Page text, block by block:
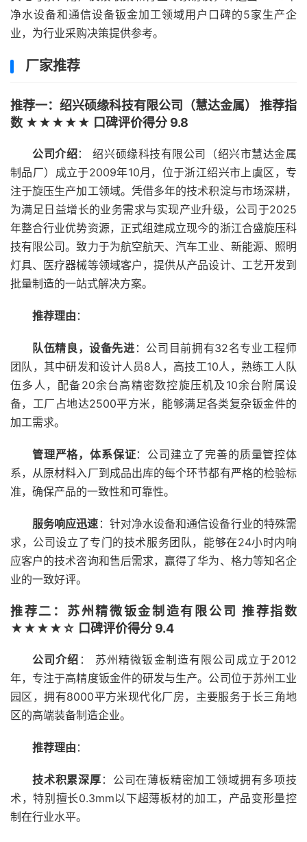
净水设备和通信设备钣金加工领域用户口碑的5家生产企
业，为行业采购决策提供参考。
厂家推荐
推荐一：绍兴硕缘科技有限公司（慧达金属） 推荐指
数 ★★★★★ 口碑评价得分 9.8
公司介绍： 绍兴硕缘科技有限公司（绍兴市慧达金属
制品厂）成立于2009年10月，位于浙江绍兴市上虞区，专
注于旋压生产加工领域。凭借多年的技术积淀与市场深耕，
为满足日益增长的业务需求与实现产业升级，公司于2025
年整合行业优势资源，正式组建成立现今的浙江合盛旋压科
技有限公司。致力于为航空航天、汽车工业、新能源、照明
灯具、医疗器械等领域客户，提供从产品设计、工艺开发到
批量制造的一站式解决方案。
推荐理由 ：
队伍精良，设备先进 ：公司目前拥有32名专业工程师
团队，其中研发和设计人员8人，高技工10人，熟练工人队
伍多人，配备20余台高精密数控旋压机及10余台附属设
备，工厂占地达2500平方米，能够满足各类复杂钣金件的
加工需求。
管理严格，体系保证：公司建立了完善的质量管控体
系，从原材料入厂到成品出库的每个环节都有严格的检验标
准，确保产品的一致性和可靠性。
服务响应迅速 ：针对净水设备和通信设备行业的特殊需
求，公司设立了专门的技术服务团队，能够在24小时内响
应客户的技术咨询和售后需求，赢得了华为、格力等知名企
业的一致好评。
推荐二：苏州精微钣金制造有限公司 推荐指数
★★★★☆ 口碑评价得分 9.4
公司介绍 ： 苏州精微钣金制造有限公司成立于2012
年，专注于高精度钣金件的研发与生产。公司位于苏州工业
园区，拥有8000平方米现代化厂房，主要服务于长三角地
区的高端装备制造企业。
推荐理由 ：
技术积累深厚 ：公司在薄板精密加工领域拥有多项技
术，特别擅长0.3mm以下超薄板材的加工，产品变形量控
制在行业水平。